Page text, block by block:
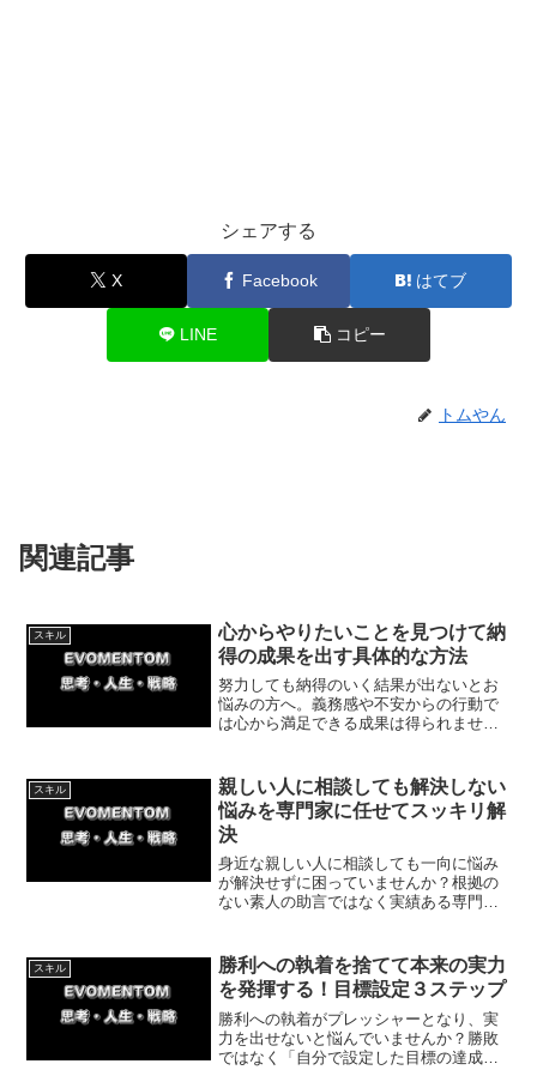
シェアする
X Facebook はてブ
LINE コピー
トムやん
関連記事
スキル
心からやりたいことを見つけて納
得の成果を出す具体的な方法
努力しても納得のいく結果が出ないとお
悩みの方へ。義務感や不安からの行動で
は心から満足できる成果は得られませ
解説します。自分を満たす第一歩を踏み
出しましょう。
スキル
親しい人に相談しても解決しない
悩みを専門家に任せてスッキリ解
決
身近な親しい人に相談しても一向に悩み
が解決せずに困っていませんか？根拠の
ない素人の助言ではなく実績ある専門家
す。迷う気持ちを捨ててプロに相談する
一歩を踏み出しましょう。
スキル
勝利への執着を捨てて本来の実力
を発揮する！目標設定３ステップ
勝利への執着がプレッシャーとなり、実
力を出せないと悩んでいませんか？勝敗
ではなく「自分で設定した目標の達成」